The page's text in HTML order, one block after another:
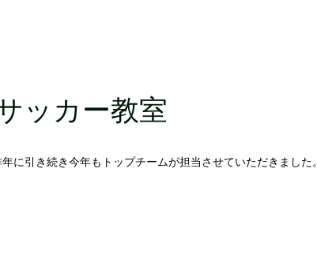
ッカー教室
引き続き今年もトップチームが担当させていただきました。